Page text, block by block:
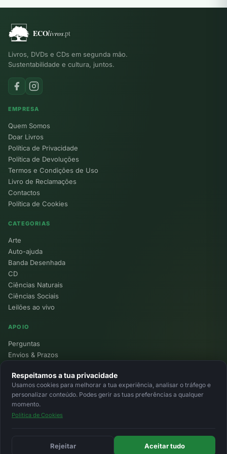
Livros, DVDs e CDs em segunda mão.
Sustentabilidade e cultura, juntos.
EMPRESA
Quem Somos
Doar Livros
Política de Privacidade
Política de Devoluções
Termos e Condições de Uso
Livro de Reclamações
Contactos
Política de Cookies
CATEGORIAS
Arte
Auto-ajuda
Banda Desenhada
CD
Ciências Naturais
Ciências Sociais
Leilões ao vivo
APOIO
Perguntas
Envios & Prazos
Devoluções
Minha Conta
© 2026 Ecolivros. Todos os direitos reservados.
Respeitamos a tua privacidade
Usamos cookies para melhorar a tua experiência, analisar o tráfego e
personalizar conteúdo. Podes gerir as tuas preferências a qualquer
momento.
Política de Cookies
Rejeitar Aceitar tudo